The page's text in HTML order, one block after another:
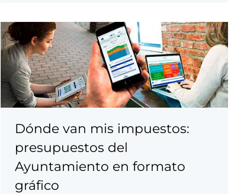
Dónde van mis impuestos:
presupuestos del
Ayuntamiento en formato
gráfico